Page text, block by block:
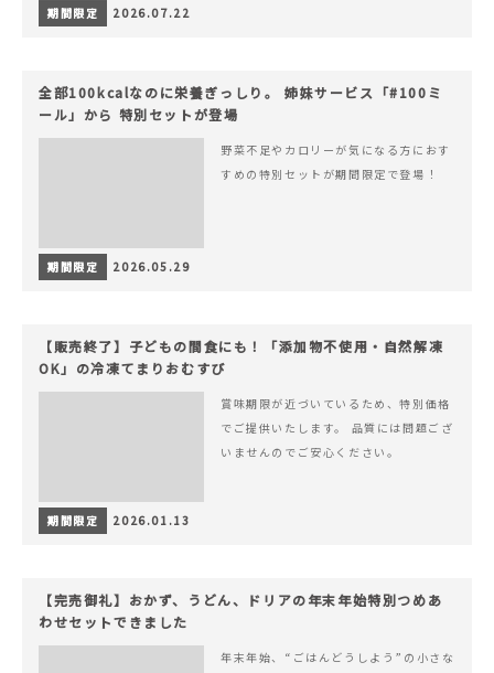
期間限定 2026.07.22
全部100kcalなのに栄養ぎっしり。 姉妹サービス「#100ミ
ール」から 特別セットが登場
野菜不足やカロリーが気になる方におす
すめの特別セットが期間限定で登場！
期間限定 2026.05.29
【販売終了】子どもの間食にも！「添加物不使用・自然解凍
OK」の冷凍てまりおむすび
賞味期限が近づいているため、特別価格
でご提供いたします。 品質には問題ござ
いませんのでご安心ください。
期間限定 2026.01.13
【完売御礼】おかず、うどん、ドリアの年末年始特別つめあ
わせセットできました
年末年始、“ごはんどうしよう”の小さな